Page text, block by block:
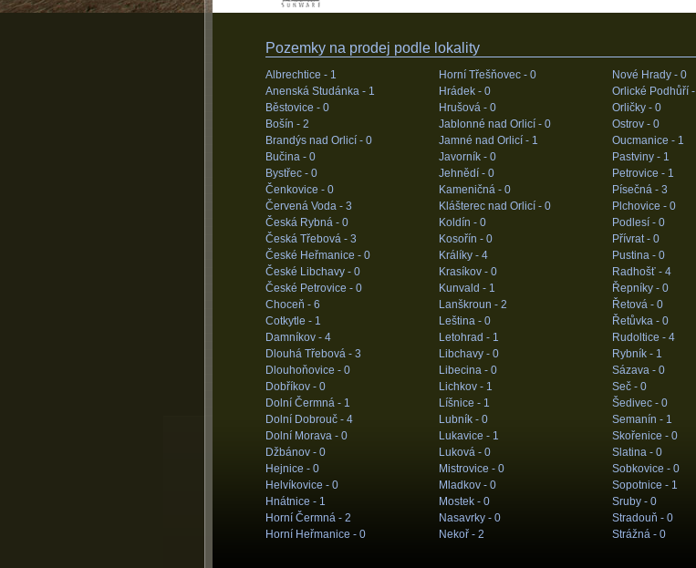
Pozemky na prodej podle lokality
Albrechtice - 1
Anenská Studánka - 1
Běstovice - 0
Bošín - 2
Brandýs nad Orlicí - 0
Bučina - 0
Bystřec - 0
Čenkovice - 0
Červená Voda - 3
Česká Rybná - 0
Česká Třebová - 3
České Heřmanice - 0
České Libchavy - 0
České Petrovice - 0
Choceň - 6
Cotkytle - 1
Damníkov - 4
Dlouhá Třebová - 3
Dlouhoňovice - 0
Dobříkov - 0
Dolní Čermná - 1
Dolní Dobrouč - 4
Dolní Morava - 0
Džbánov - 0
Hejnice - 0
Helvíkovice - 0
Hnátnice - 1
Horní Čermná - 2
Horní Heřmanice - 0
Horní Třešňovec - 0
Hrádek - 0
Hrušová - 0
Jablonné nad Orlicí - 0
Jamné nad Orlicí - 1
Javorník - 0
Jehnědí - 0
Kameničná - 0
Klášterec nad Orlicí - 0
Koldín - 0
Kosořín - 0
Králíky - 4
Krasíkov - 0
Kunvald - 1
Lanškroun - 2
Leština - 0
Letohrad - 1
Libchavy - 0
Libecina - 0
Lichkov - 1
Líšnice - 1
Lubník - 0
Lukavice - 1
Luková - 0
Mistrovice - 0
Mladkov - 0
Mostek - 0
Nasavrky - 0
Nekoř - 2
Nové Hrady - 0
Orlické Podhůří -
Orličky - 0
Ostrov - 0
Oucmanice - 1
Pastviny - 1
Petrovice - 1
Písečná - 3
Plchovice - 0
Podlesí - 0
Přívrat - 0
Pustina - 0
Radhošť - 4
Řepníky - 0
Řetová - 0
Řetůvka - 0
Rudoltice - 4
Rybník - 1
Sázava - 0
Seč - 0
Šedivec - 0
Semanín - 1
Skořenice - 0
Slatina - 0
Sobkovice - 0
Sopotnice - 1
Sruby - 0
Stradouň - 0
Strážná - 0